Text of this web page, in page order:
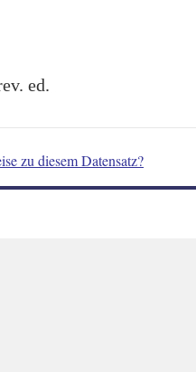
ed.
zu diesem Datensatz?